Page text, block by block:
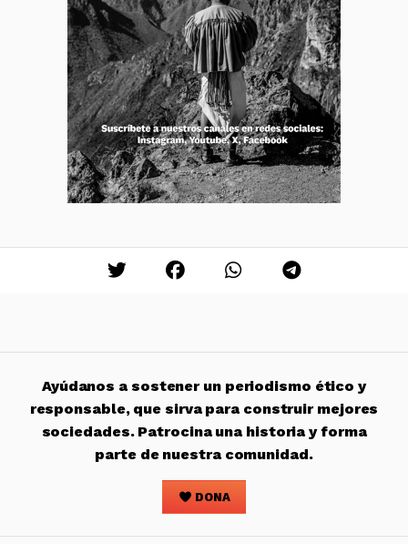
Ayúdanos a sostener un periodismo ético y
responsable, que sirva para construir mejores
sociedades. Patrocina una historia y forma
parte de nuestra comunidad.
DONA